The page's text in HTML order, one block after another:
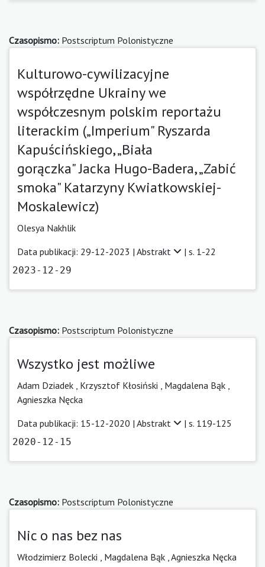
Czasopismo: Postscriptum Polonistyczne
Kulturowo-cywilizacyjne
współrzędne Ukrainy we
współczesnym polskim reportażu
literackim („Imperium" Ryszarda
Kapuścińskiego, „Biała
gorączka" Jacka Hugo-Badera, „Zabić
smoka" Katarzyny Kwiatkowskiej-
Moskalewicz)
Olesya Nakhlik
Data publikacji: 29-12-2023 | Abstrakt | s. 1-22
2023-12-29
Czasopismo: Postscriptum Polonistyczne
Wszystko jest możliwe
Adam Dziadek Krzysztof Kłosiński Magdalena Bąk
Agnieszka Nęcka
Data publikacji: 15-12-2020 | Abstrakt | s. 119-125
2020-12-15
Czasopismo: Postscriptum Polonistyczne
Nic o nas bez nas
Włodzimierz Bolecki Magdalena Bąk Agnieszka Nęcka